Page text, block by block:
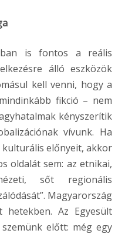
is fontos a reális
álló eszközök
kell venni, hogy a
fikció – nem
kényszerítik
vívunk. Ha
kulturális előnyeit, akkor
oldalát sem: az etnikai,
sőt regionális
Magyarország
Az Egyesült
előtt: még egy